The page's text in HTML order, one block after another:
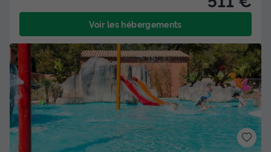
Voir les hébergements